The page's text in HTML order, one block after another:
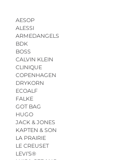
AESOP
ALESSI
ARMEDANGELS
BDK
BOSS
CALVIN KLEIN
CLINIQUE
COPENHAGEN
DRYKORN
ECOALF
FALKE
GOT BAG
HUGO
JACK & JONES
KAPTEN & SON
LA PRAIRIE
LE CREUSET
LEVI’S®